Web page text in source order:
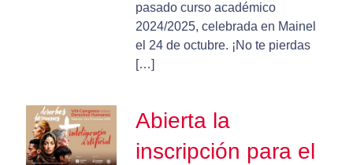
pasado curso académico
2024/2025, celebrada en Mainel
el 24 de octubre. ¡No te pierdas
[…]
Abierta la
inscripción para el